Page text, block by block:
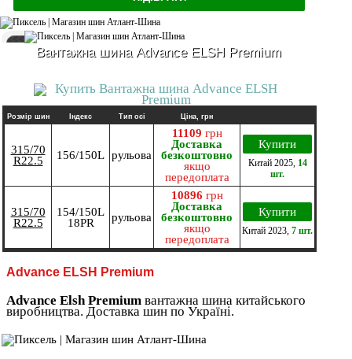
Вантажна шина Advance ELSH Premium
Advance ELSH Premium
Advance Elsh Premium вантажна шина китайського
виробництва. Доставка шин по Україні.
Розмір шин Індекс Тип осі Ціна, грн
315/70
R22.5
156/150L рульова
11109 грн
Доставка
безкоштовно
якщо
передоплата
Купити
Китай2025, 14
шт.
315/70
R22.5
154/150L
18PR
рульова
10896 грн
Доставка
безкоштовно
якщо
передоплата
Купити
Китай 2023 7 шт.